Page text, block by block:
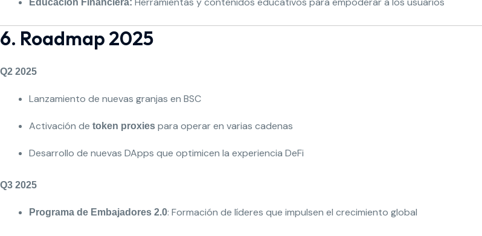
Educación Financiera:
6. Roadmap 2025
Q2 2025
Lanzamiento de nuevas granjas en BSC
Activación de token proxies para operar en varias cadenas
Desarrollo de nuevas DApps que optimicen la experiencia DeFi
Q3 2025
Programa de Embajadores 2.0: Formación de líderes que impulsen el crecimiento global